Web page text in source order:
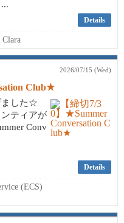
Details
Clara
2026/07/15 (Wed)
Club★
ました☆
ティアが
Conv
Details
(ECS)